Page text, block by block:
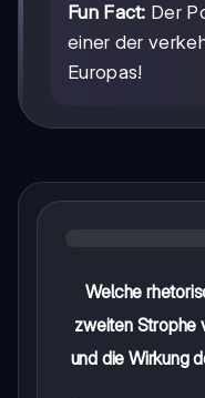
Fun Fact: Der
einer der
Europas!
Welche
zweiten Strophe
und die Wirkung